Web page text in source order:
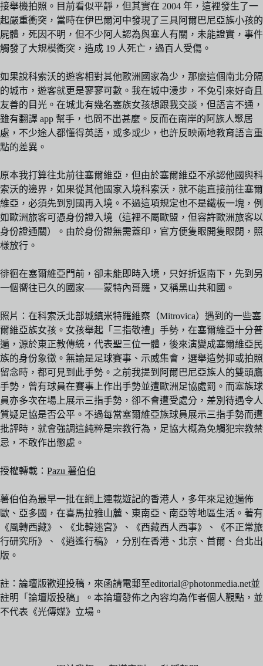
接舉機拍照。目前看似平靜，但其實在 2004 年，這裡發生了一
起嚴重衝突，當時在伊巴爾河中發現了三具阿爾巴尼亞族小孩的
屍體，死因不明，但不少阿人認為與塞人有關，未能證實，事件
觸發了大規模衝突，造成 19 人死亡，過百人受傷。
如果說科索沃的遊客相對其他歐洲國家為少，那麼這個南北分隔
的城市，遊客就更是寥寥可數。我在城中漫步，不免引來好奇且
友善的目光。在城北有幾名塞族女孩想跟我交談，但語言不通，
雖有翻譯 app 幫手，也問不出甚麼。反而在南岸的阿族人聚居
處，不少途人都懂得英語，或多或少，也許反映兩地教育語言重
點的差異。
原本我打算往北前往塞爾維亞，但由於塞爾維亞不承認他國與科
索沃的邊界，如果從其他國家入境科索沃，就不能直接前往塞爾
維亞，必須先到別國再入境。不過這項規定也不是鐵板一塊，例
如歐洲旅客可憑身份證入境（這裡不屬歐盟，但容許歐洲旅客以
身份證通關）。由於身份證無需蓋印，官方便隻眼開隻眼閉，照
樣放行。
徘徊在塞爾維亞門前，卻未能即時入境，只好折返南下，先到另
一個嚮往已久的國家——蒙特內哥羅，又稱黑山共和國。
照片：在科索沃北部城鎮米特羅維察（Mitrovica）遇到的一些塞
爾維亞族女孩。女孩舉起「三指敬禮」手勢，在塞爾維亞十分普
遍，源於東正教傳統，代表聖三位一體，後來演變成塞爾維亞民
族的身份象徵。無論是足球賽事、示威集會，選舉造勢抑或拍照
留念時，都可見到此手勢。之前我提到阿爾巴尼亞族人的雙頭鷹
手勢，曾有球員在賽事上作出手勢並遭歐洲足協處罰。而塞族球
員亦多次在場上展示三指手勢，卻不會遭受處分，差別待遇令人
質疑足協是否公平。不過每當塞爾維亞族球員展示三指手勢而遭
批評時，就會強調這純粹是宗教行為，足協大概為免觸犯宗教禁
忌，不敢作出懲處。
授權轉載： Pazu 薯伯伯
薯伯伯為最早一批在網上連載遊記的香港人，多年來足迹遍佈
歐、亞多國，在喜馬拉雅山麓、東南亞、南亞等地區生活。著有
《風轉西藏》、《北韓迷宮》、《西藏西人西事》、《不正常旅
行研究所》、《逍遙行稿》，分別在香港、北京、首爾、台北出
版。
註：論壇版歡迎投稿，來函請電郵至editorial@photonmedia.net並
註明「論壇版投稿」。本論壇發佈之內容均為作者個人觀點，並
不代表《光傳媒》立場。